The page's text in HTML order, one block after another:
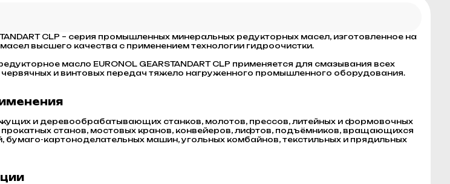
CLP – серия промышленных минеральных редукторных масел, изготовленное на
высшего качества с применением технологии гидроочистки.
масло EURONOL GEARSTANDART CLP применяется для смазывания всех
червячных и винтовых передач тяжело нагруженного промышленного оборудования.
и деревообрабатывающих станков, молотов, прессов, литейных и формовочных
станов, мостовых кранов, конвейеров, лифтов, подъёмников, вращающихся
бумаго-картоноделательных машин, угольных комбайнов, текстильных и прядильных